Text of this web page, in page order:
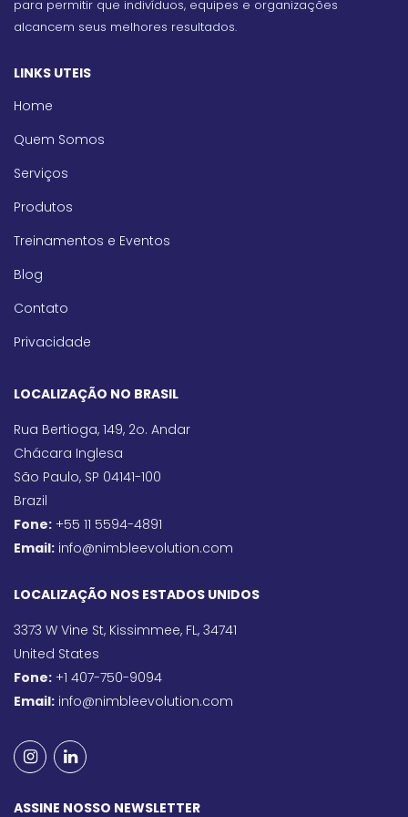
para permitir que indivíduos, equipes e organizações
alcancem seus melhores resultados.
LINKS UTEIS
Home
Quem Somos
Serviços
Produtos
Treinamentos e Eventos
Blog
Contato
Privacidade
LOCALIZAÇÃO NO BRASIL
Rua Bertioga, 149, 2o. Andar
Chácara Inglesa
São Paulo, SP 04141-100
Brazil
Fone: +55 11 5594-4891
Email: info@nimbleevolution.com
LOCALIZAÇÃO NOS ESTADOS UNIDOS
3373 W Vine St, Kissimmee, FL, 34741
United States
Fone: +1 407-750-9094
Email: info@nimbleevolution.com
ASSINE NOSSO NEWSLETTER